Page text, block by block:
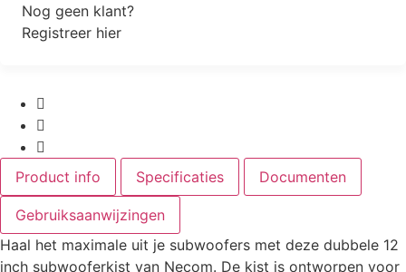
Nog geen klant?
Registreer hier
Product info Specificaties Documenten
Gebruiksaanwijzingen
Haal het maximale uit je subwoofers met deze dubbele 12
inch subwooferkist van Necom. De kist is ontworpen voor